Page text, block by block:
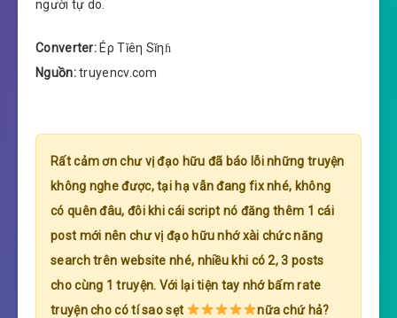
người tự do.
Converter: Éρ Tĭêη Sĭηɦ
Nguồn:truyencv.com
Rất cảm ơn chư vị đạo hữu đã báo lỗi những truyện
không nghe được, tại hạ vẫn đang fix nhé, không
có quên đâu, đôi khi cái script nó đăng thêm 1 cái
post mới nên chư vị đạo hữu nhớ xài chức năng
search trên website nhé, nhiều khi có 2, 3 posts
cho cùng 1 truyện. Với lại tiện tay nhớ bấm rate
truyện cho có tí sao sẹt
nữa chứ hả?